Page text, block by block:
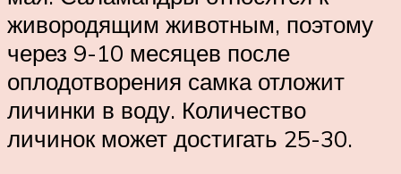
живородящим животным, поэтому
через 9-10 месяцев после
оплодотворения самка отложит
личинки в воду. Количество
личинок может достигать 25-30.